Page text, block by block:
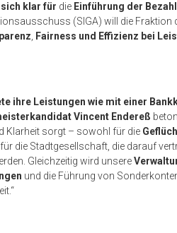
klar für die Einführung der
(SIGA) will die Fraktion
Fairness und Effizienz bei
ihre Leistungen wie mit einer
Vincent Endereß
Klarheit sorgt – sowohl für die
die Stadtgesellschaft, die darauf
Gleichzeitig wird unsere
und die Führung von